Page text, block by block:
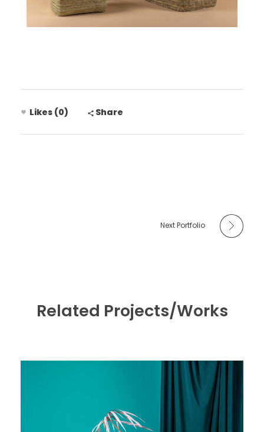
Likes (0) Share
Next Portfolio
Related Projects/Works